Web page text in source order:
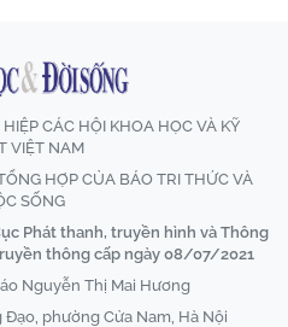
HIỆP CÁC HỘI KHOA HỌC VÀ KỸ
VIỆT NAM
HỢP CỦA BÁO TRI THỨC VÀ
SỐNG
Phát thanh, truyền hình và Thông
thông cấp ngày 08/07/2021
Nguyễn Thị Mai Hương
Đạo, phường Cửa Nam, Hà Nội